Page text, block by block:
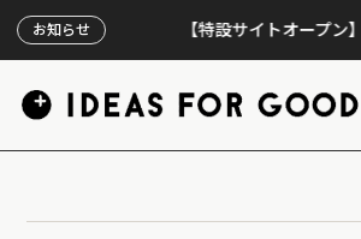
お知らせ 【特設サイトオープン】映